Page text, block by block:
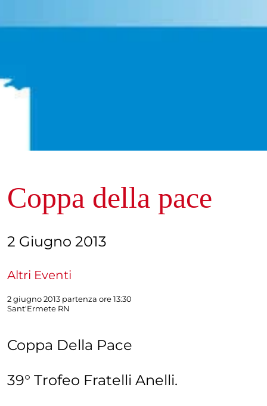
Coppa della pace
2 Giugno 2013
Altri Eventi
2 giugno 2013 partenza ore 13:30
Sant'Ermete RN
Coppa Della Pace
39° Trofeo Fratelli Anelli.